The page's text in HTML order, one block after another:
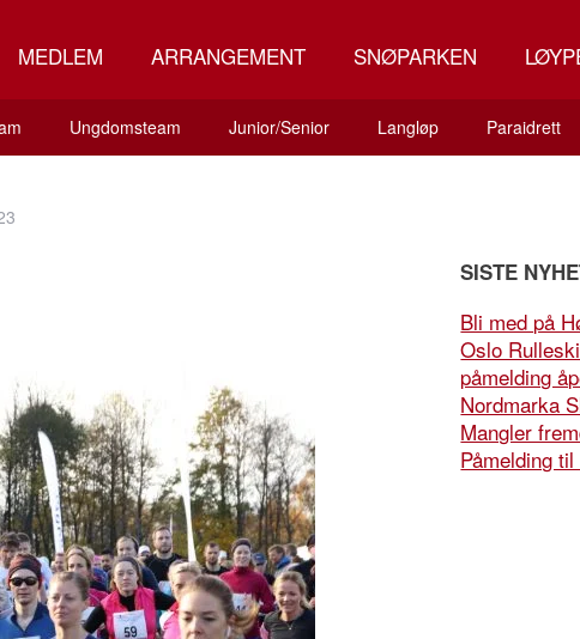
MEDLEM ARRANGEMENT SNØPARKEN
Ungdomsteam Junior/Senior Langløp Paraidrett
SISTE
Bli med på
Oslo
påmelding
Nordmarka
Mangler
Påmelding